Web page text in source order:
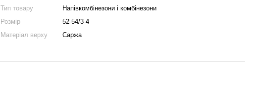
Тип товару
Напівкомбінезони і комбінезони
Розмір
52-54/3-4
Матеріал верху
Саржа